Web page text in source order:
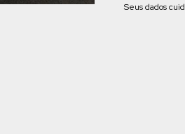
Seus dados